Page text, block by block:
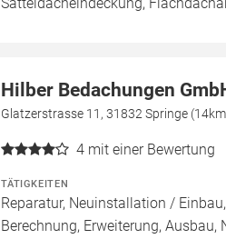
Hilber Bedachungen
Glatzerstrasse 11, 31832 Springe
4 mit einer Bewertung
TÄTIGKEITEN
Reparatur, Neuinstallation /
Berechnung, Erweiterung,